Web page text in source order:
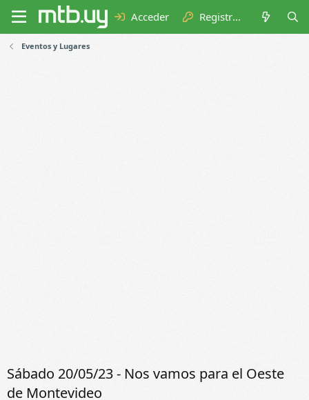
Acceder Registrarse
Eventos y Lugares
Sábado 20/05/23 - Nos vamos para el Oeste
de Montevideo